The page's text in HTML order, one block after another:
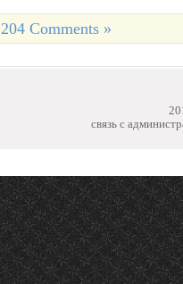
204 Comments »
связь с